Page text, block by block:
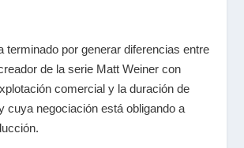
terminado por generar diferencias entre
de la serie Matt Weiner con
comercial y la duración de
cuya negociación está obligando a